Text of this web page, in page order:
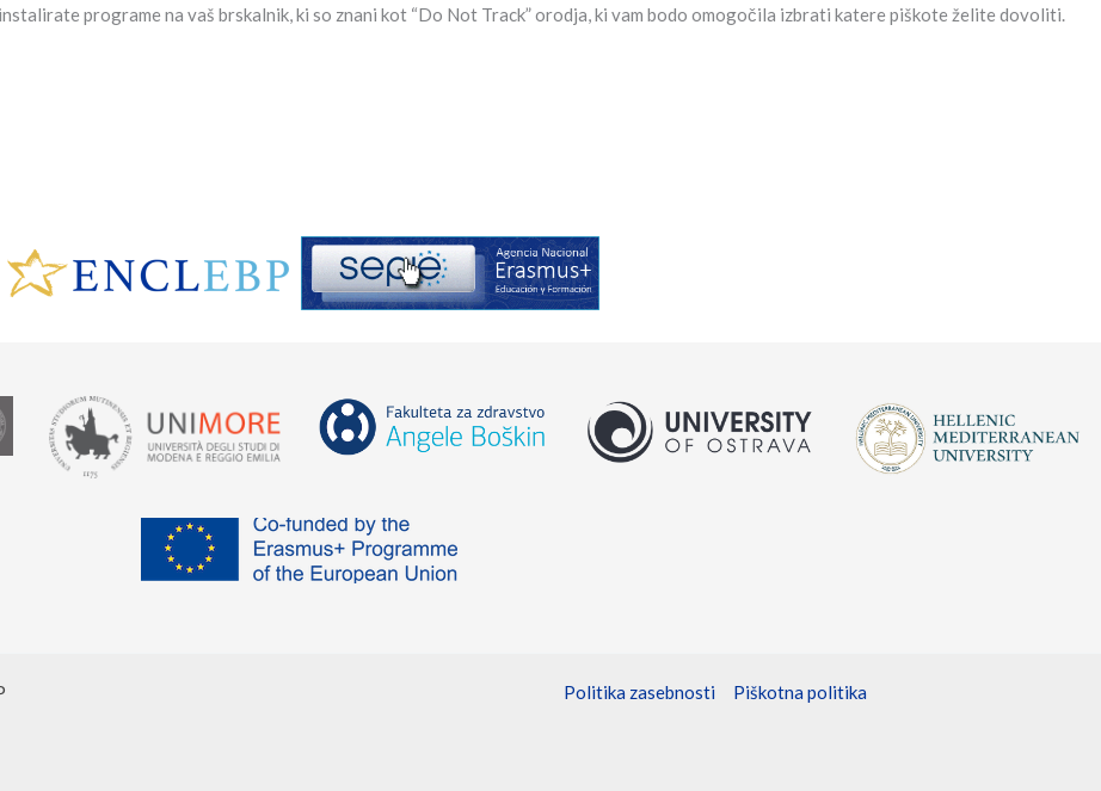
programe na vaš brskalnik, ki so znani kot “Do Not Track” orodja, ki vam bodo omogočila izbrati katere piškote želite dovoliti.
Politika zasebnosti Piškotna politika